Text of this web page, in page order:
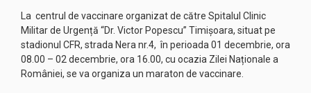
La centrul de vaccinare organizat de către Spitalul Clinic
Militar de Urgență “Dr. Victor Popescu” Timișoara, situat pe
stadionul CFR, strada Nera nr.4, în perioada 01 decembrie, ora
08.00 – 02 decembrie, ora 16.00, cu ocazia Zilei Naționale a
României, se va organiza un maraton de vaccinare.